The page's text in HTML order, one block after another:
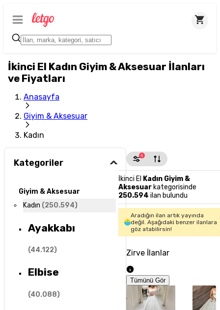
İkinci El Kadın Giyim & Aksesuar İlanları
ve Fiyatları
Anasayfa
Giyim & Aksesuar
Kadın
Kategoriler
Giyim & Aksesuar
Kadın (250.594)
Ayakkabı
(44.122)
Elbise
(40.088)
1
İkinci El Kadın Giyim &
Aksesuarkategorisinde
250.594 ilan bulundu
Aradığın ilan artık yayında
değil. Aşağıdaki benzer ilanlara
göz atabilirsin!
Zirve İlanlar
Tümünü Gör